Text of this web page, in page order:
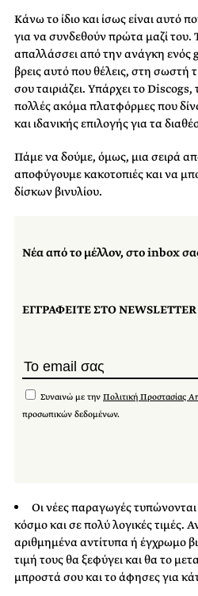
Κάνω το ίδιο και ίσως είναι αυτό
για να συνδεθούν πρώτα μαζί του.
απαλλάσσει από την ανάγκη ενός
βρεις αυτό που θέλεις, στη σωστή
σου ταιριάζει. Υπάρχει το
πολλές ακόμα πλατφόρμες που
και ιδανικής επιλογής για τα
Πάμε να δούμε, όμως, μια σειρά
αποφύγουμε κακοτοπιές και να
δίσκων βινυλίου.
Νέα από το μέλλον, στο inbox
ΕΓΓΡΑΦΕΙΤΕ ΣΤΟ NEWSLETTER
Συναινώ με την Πολιτική Προστασίας
προσωπικών δεδομένων.
Οι νέες παραγωγές τυπώνονται
κόσμο και σε πολύ λογικές τιμές.
αριθμημένα αντίτυπα ή έγχρωμο
τιμή τους θα ξεφύγει και θα το
μπροστά σου και το άφησες για